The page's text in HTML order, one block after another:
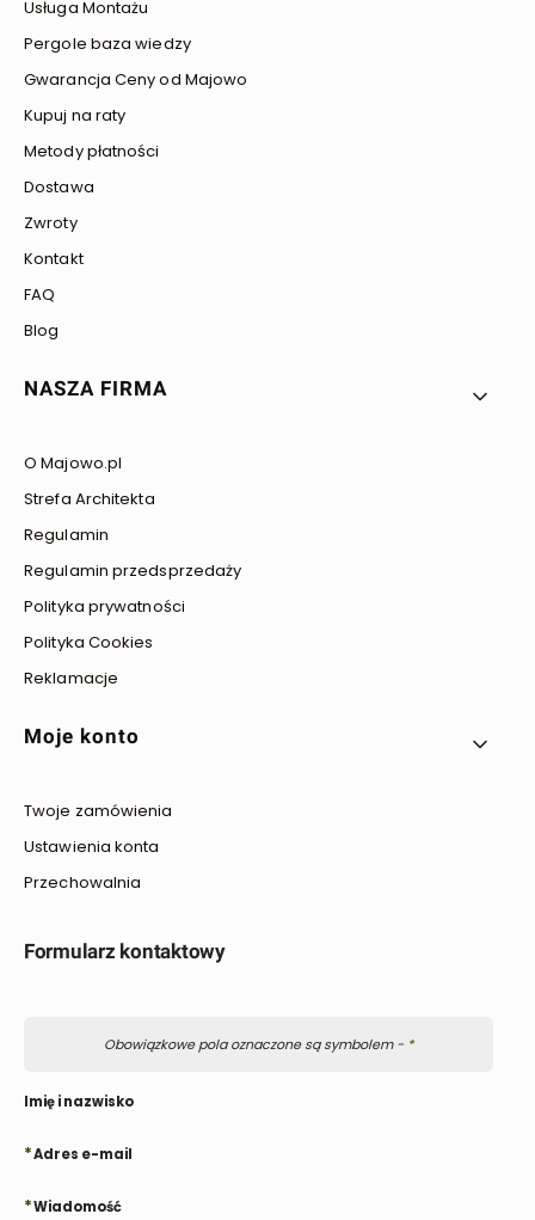
Usługa Montażu
Pergole baza wiedzy
Gwarancja Ceny od Majowo
Kupuj na raty
Metody płatności
Dostawa
Zwroty
Kontakt
FAQ
Blog
NASZA FIRMA
O Majowo.pl
Strefa Architekta
Regulamin
Regulamin przedsprzedaży
Polityka prywatności
Polityka Cookies
Reklamacje
Moje konto
Twoje zamówienia
Ustawienia konta
Przechowalnia
Formularz kontaktowy
Obowiązkowe pola oznaczone są symbolem - *
Imię i nazwisko
*Adres e-mail
*Wiadomość